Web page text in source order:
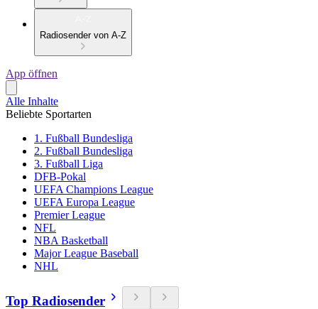
Radiosender von A-Z
App öffnen
Alle Inhalte
Beliebte Sportarten
1. Fußball Bundesliga
2. Fußball Bundesliga
3. Fußball Liga
DFB-Pokal
UEFA Champions League
UEFA Europa League
Premier League
NFL
NBA Basketball
Major League Baseball
NHL
Top Radiosender